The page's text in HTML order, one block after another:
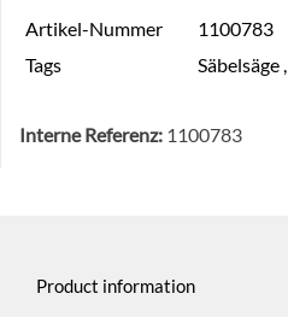
Artikel-Nummer
1100783
Tags
Säbelsäge,
Interne Referenz: 1100783
Product information